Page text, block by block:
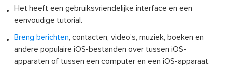
Het heeft een gebruiksvriendelijke interface en een
eenvoudige tutorial.
Breng berichten , contacten, video's, muziek, boeken en
andere populaire iOS-bestanden over tussen iOS-
apparaten of tussen een computer en een iOS-apparaat.